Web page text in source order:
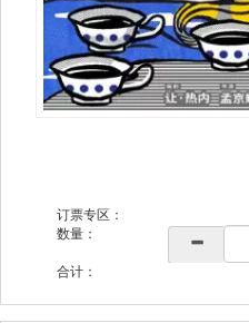
订票专区：
数量：
合计：